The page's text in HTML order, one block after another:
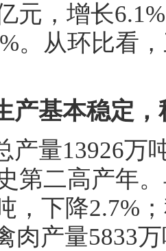
元，增长
。从环比看
产基本稳定
产量13926万
第二高产年
，下降2.7%
肉产量5833